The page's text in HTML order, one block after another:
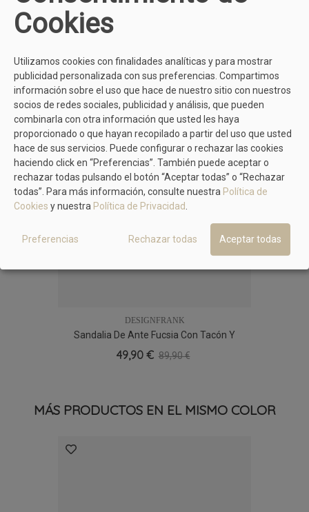
MÁS MODELOS DE DESIGNFRANK
DESIGNFRANK
Sandalia De Ante Fucsia Con Tacón Y
Plataforma
49,90 € 89,90 €
MÁS PRODUCTOS EN EL MISMO COLOR
Cookies
Utilizamos cookies con finalidades analíticas y para mostrar
publicidad personalizada con sus preferencias. Compartimos
información sobre el uso que hace de nuestro sitio con nuestros
socios de redes sociales, publicidad y análisis, que pueden
combinarla con otra información que usted les haya
proporcionado o que hayan recopilado a partir del uso que usted
hace de sus servicios. Puede configurar o rechazar las cookies
haciendo click en “Preferencias”. También puede aceptar o
rechazar todas pulsando el botón “Aceptar todas” o “Rechazar
todas”. Para más información, consulte nuestra Política de
Cookies y nuestra Política de Privacidad
Preferencias Rechazar todas Aceptar todas